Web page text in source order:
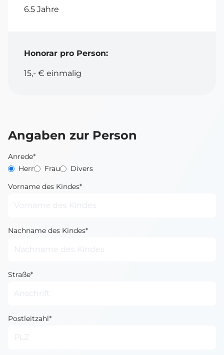
6.5 Jahre
Honorar pro Person:
15,- € einmalig
Angaben zur Person
Anrede*
Herr
Frau
Divers
Vorname des Kindes*
Nachname des Kindes*
Straße*
Postleitzahl*